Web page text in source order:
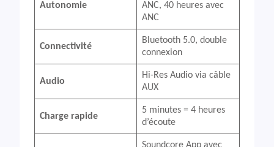
Autonomie
ANC, 40 heures avec
ANC
Connectivité
Bluetooth 5.0, double
connexion
Audio
Hi-Res Audio via câble
AUX
Charge rapide
5 minutes = 4 heures
d’écoute